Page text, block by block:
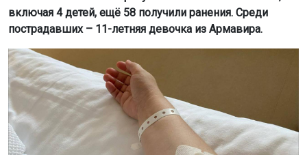
включая 4 детей, ещё 58 получили ранения. Среди
пострадавших – 11-летняя девочка из Армавира.